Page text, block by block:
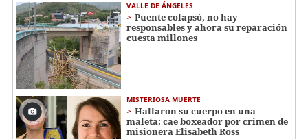
VALLE DE ÁNGELES
Puente colapsó, no hay
responsables y ahora su reparación
cuesta millones
MISTERIOSA MUERTE
Hallaron su cuerpo en una
maleta: cae boxeador por crimen de
misionera Elisabeth Ross